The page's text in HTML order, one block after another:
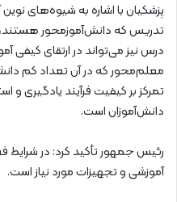
پزشکیان با اشاره به شیوه‌های
تدریس که دانش‌آموزمحور
درس نیز می‌تواند در ارتقای کیفی
معلم‌محور که در آن تعداد کم
تمرکز بر کیفیت فرآیند یادگیری و
دانش‌آموزان است.
رئیس جمهور تأکید کرد: در
آموزشی و تجهیزات مورد نیاز است.